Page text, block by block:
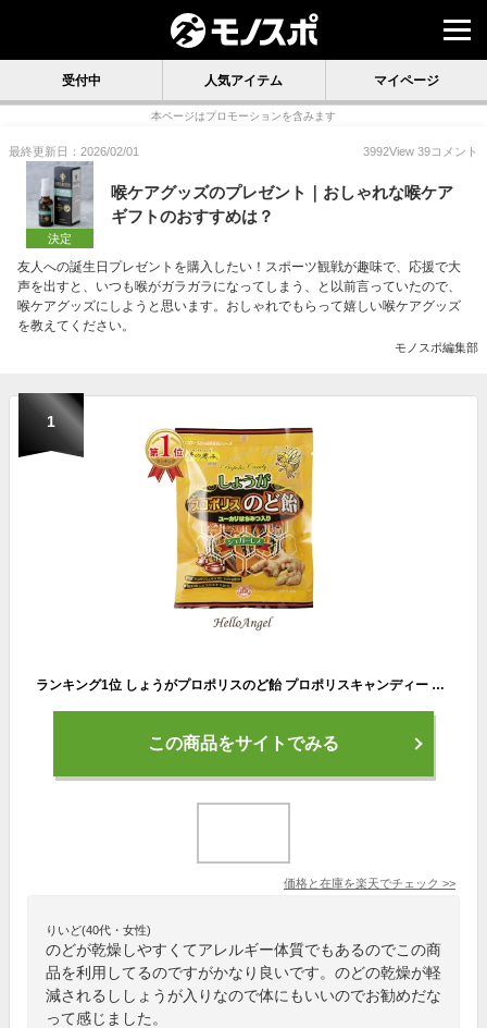
受付中 人気アイテム マイページ
本ページはプロモーションを含みます
最終更新日：2026/02/01 3992View 39コメント
決定
喉ケアグッズのプレゼント｜おしゃれな喉ケア
ギフトのおすすめは？
友人への誕生日プレゼントを購入したい！スポーツ観戦が趣味で、応援で大
声を出すと、いつも喉がガラガラになってしまう、と以前言っていたので、
喉ケアグッズにしようと思います。おしゃれでもらって嬉しい喉ケアグッズ
を教えてください。
モノスポ編集部
1
ランキング1位 しょうがプロポリスのど飴 プロポリスキャンディー 80g / しょうが ショウガ 生姜 喉 のどあめ のど飴 プロポリス ポイント消化 風邪 予防 のど かゆい 花粉 対策 キャンデー ピリッとした刺激 効き目 1袋 すっきり ドロップ 個包装 携帯用 喉ケア ギフト
この商品をサイトでみる
価格と在庫を楽天でチェック >>
りいど(40代・女性)
のどが乾燥しやすくてアレルギー体質でもあるのでこの商
品を利用してるのですがかなり良いです。のどの乾燥が軽
減されるししょうが入りなので体にもいいのでお勧めだな
って感じました。